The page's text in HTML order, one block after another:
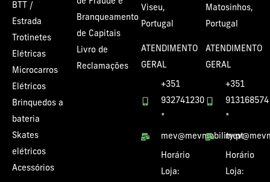
BTT /
Estrada
Trotinetes
Elétricas
Microcarros
Elétricos
Brinquedos a
bateria
Skates
elétricos
Acessórios
Branqueamento
de Capitais
Livro de
Reclamações
Viseu,
Portugal
ATENDIMENTO
GERAL
+351
932741230
*
mev@mevmobility.pt
Horário
Loja:
Matosinhos,
Portugal
ATENDIMENTO
GERAL
+351
913168574
*
Horário
Loja: